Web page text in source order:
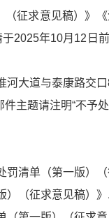
征求意见稿）》
2025年10月12日
大道与泰康路交
主题请注明“不予处
罚清单（第一版）
）（征求意见稿）